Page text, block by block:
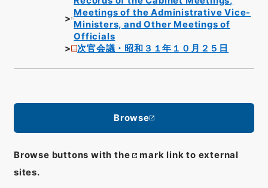
Meetings of the Administrative Vice-
Ministers, and Other Meetings of
Officials
次官会議・昭和３１年１０月２５日
Browse
Browse buttons with the
mark link to external
sites.